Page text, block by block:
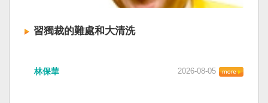
習獨裁的難處和大清洗
林保華 2026-08-05